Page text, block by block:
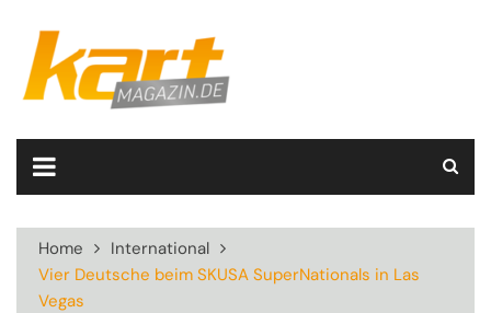
content
Home
International
Vier Deutsche beim SKUSA SuperNationals in Las
Vegas